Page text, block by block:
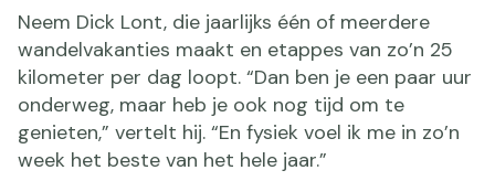
Neem Dick Lont, die jaarlijks één of meerdere
wandelvakanties maakt en etappes van zo’n 25
kilometer per dag loopt. “Dan ben je een paar uur
onderweg, maar heb je ook nog tijd om te
genieten,” vertelt hij. “En fysiek voel ik me in zo’n
week het beste van het hele jaar.”